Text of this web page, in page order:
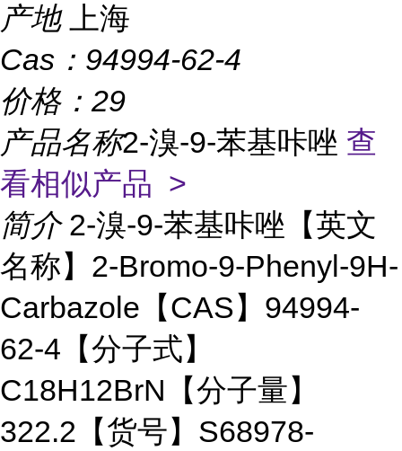
产地
上海
Cas： 94994-62-4
价格： 29
产品名称2-溴-9-苯基咔唑 查
看相似产品 >
简介 2-溴-9-苯基咔唑【英文
名称】2-Bromo-9-Phenyl-9H-
Carbazole【CAS】94994-
62-4【分子式】
C18H12BrN【分子量】
322.2【货号】S68978-